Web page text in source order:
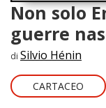
Non solo
guerre
di Silvio Hénin
CARTACEO